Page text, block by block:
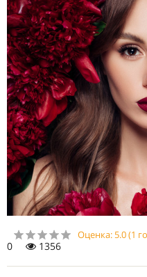
Оценка:5.0(1
0
1356